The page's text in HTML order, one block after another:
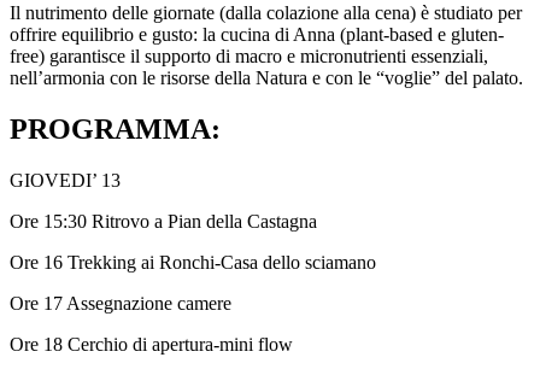
Il nutrimento delle giornate (dalla colazione alla cena) è studiato per
offrire equilibrio e gusto: la cucina di Anna (plant-based e gluten-
free) garantisce il supporto di macro e micronutrienti essenziali,
nell’armonia con le risorse della Natura e con le “voglie” del palato.
PROGRAMMA:
GIOVEDI’ 13
Ore 15:30 Ritrovo a Pian della Castagna
Ore 16 Trekking ai Ronchi-Casa dello sciamano
Ore 17 Assegnazione camere
Ore 18 Cerchio di apertura-mini flow